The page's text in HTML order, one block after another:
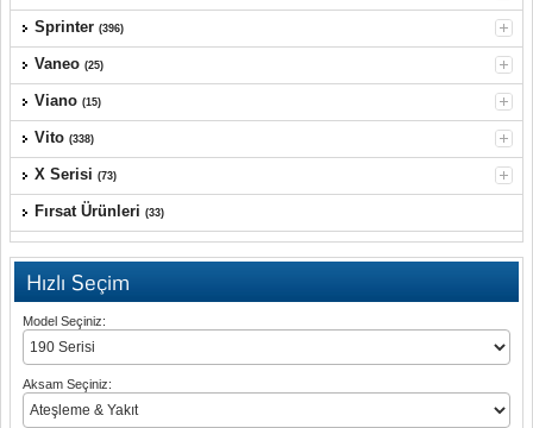
Sprinter (396)
Vaneo (25)
Viano (15)
Vito (338)
X Serisi (73)
Fırsat Ürünleri (33)
Hızlı Seçim
Model Seçiniz:
Aksam Seçiniz: